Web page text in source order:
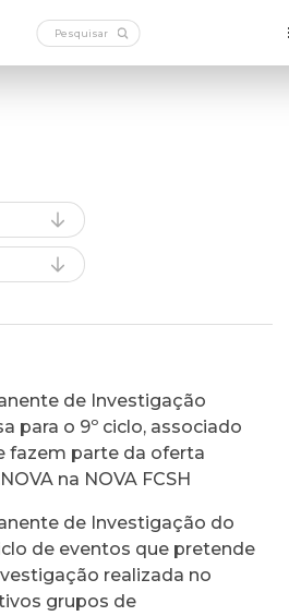
de Investigação
para o 9º ciclo, associado
fazem parte da oferta
na NOVA FCSH
de Investigação do
de eventos que pretende
realizada no
grupos de